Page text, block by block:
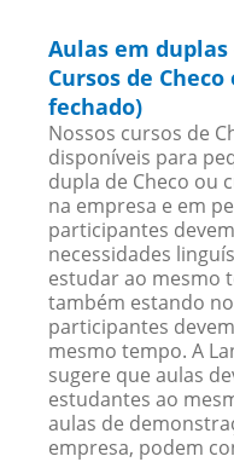
Aulas em
Cursos de
fechado)
Nossos cursos de
disponíveis para
dupla de Checo ou
na empresa e em
participantes
necessidades
estudar ao mesmo
também estando
participantes
mesmo tempo. A
sugere que aulas
estudantes ao
aulas de
empresa, podem